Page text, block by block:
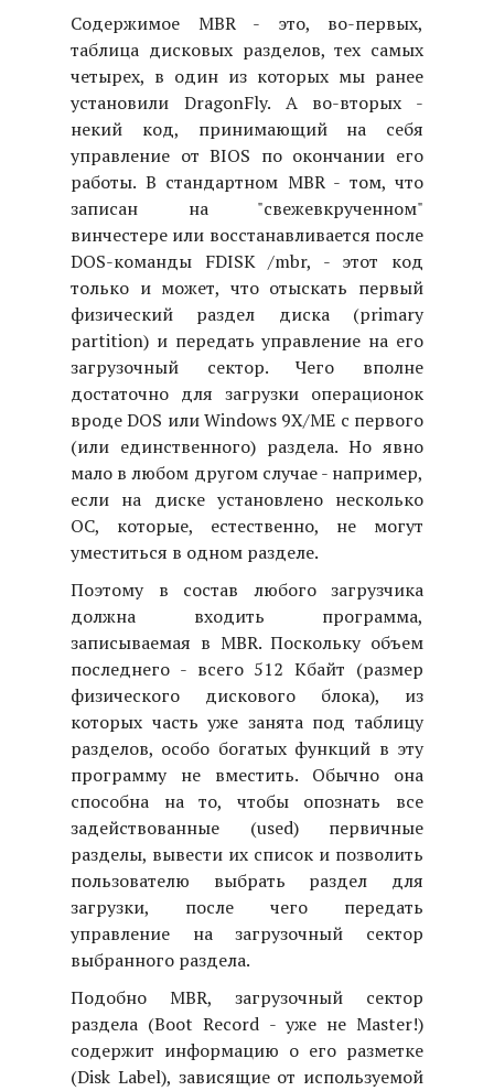
Содержимое MBR - это, во-первых,
таблица дисковых разделов, тех самых
четырех, в один из которых мы ранее
установили DragonFly. А во-вторых -
некий код, принимающий на себя
управление от BIOS по окончании его
работы. В стандартном MBR - том, что
записан на "свежевкрученном"
винчестере или восстанавливается после
DOS-команды FDISK /mbr, - этот код
только и может, что отыскать первый
физический раздел диска (primary
partition) и передать управление на его
загрузочный сектор. Чего вполне
достаточно для загрузки операционок
вроде DOS или Windows 9X/ME с первого
(или единственного) раздела. Но явно
мало в любом другом случае - например,
если на диске установлено несколько
ОС, которые, естественно, не могут
уместиться в одном разделе.
Поэтому в состав любого загрузчика
должна входить программа,
записываемая в MBR. Поскольку объем
последнего - всего 512 Кбайт (размер
физического дискового блока), из
которых часть уже занята под таблицу
разделов, особо богатых функций в эту
программу не вместить. Обычно она
способна на то, чтобы опознать все
задействованные (used) первичные
разделы, вывести их список и позволить
пользователю выбрать раздел для
загрузки, после чего передать
управление на загрузочный сектор
выбранного раздела.
Подобно MBR, загрузочный сектор
раздела (Boot Record - уже не Master!)
содержит информацию о его разметке
(Disk Label), зависящие от используемой